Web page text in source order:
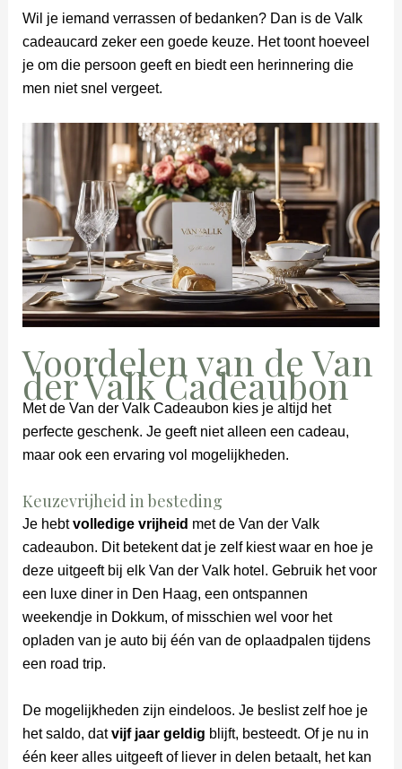
Wil je iemand verrassen of bedanken? Dan is de Valk
cadeaucard zeker een goede keuze. Het toont hoeveel
je om die persoon geeft en biedt een herinnering die
men niet snel vergeet.
Voordelen van de Van
der Valk Cadeaubon
Met de Van der Valk Cadeaubon kies je altijd het
perfecte geschenk. Je geeft niet alleen een cadeau,
maar ook een ervaring vol mogelijkheden.
Keuzevrijheid in besteding
Je hebtvolledige vrijheid met de Van der Valk
cadeaubon. Dit betekent dat je zelf kiest waar en hoe je
deze uitgeeft bij elk Van der Valk hotel. Gebruik het voor
een luxe diner in Den Haag, een ontspannen
weekendje in Dokkum, of misschien wel voor het
opladen van je auto bij één van de oplaadpalen tijdens
een road trip.
De mogelijkheden zijn eindeloos. Je beslist zelf hoe je
het saldo, datvijf jaar geldig blijft, besteedt. Of je nu in
één keer alles uitgeeft of liever in delen betaalt, het kan